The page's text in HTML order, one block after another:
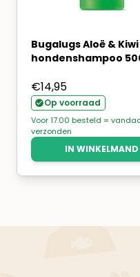
Bugalugs Aloë & Kiwi
hondenshampoo
€14,95
Op voorraad
Voor 17.00 besteld =
verzonden
IN WINKELMAND